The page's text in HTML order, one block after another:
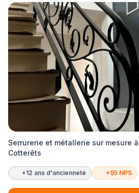
Serrurerie et métallerie sur mesure
Cotterêts
+12 ans d'ancienneté +95 NPS